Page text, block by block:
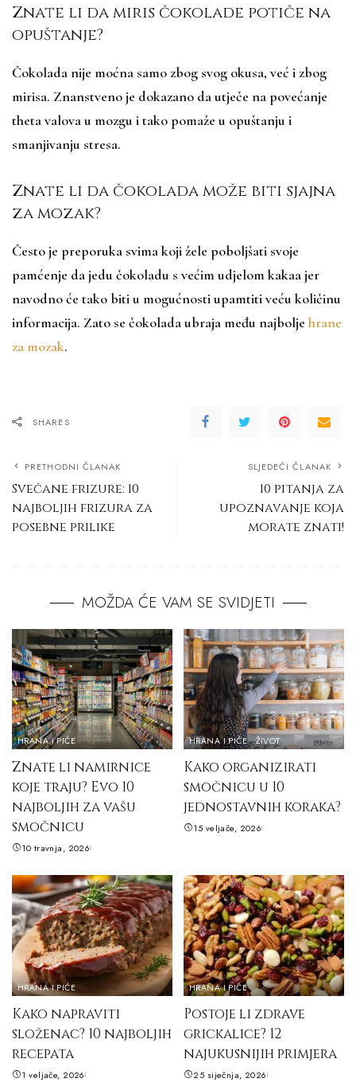
Znate li da miris čokolade potiče na
opuštanje?
Čokolada nije moćna samo zbog svog okusa, već i zbog
mirisa. Znanstveno je dokazano da utječe na povećanje
theta valova u mozgu i tako pomaže u opuštanju i
smanjivanju stresa.
Znate li da čokolada može biti sjajna
za mozak?
Često je preporuka svima koji žele poboljšati svoje
pamćenje da jedu čokoladu s većim udjelom kakaa jer
navodno će tako biti u mogućnosti upamtiti veću količinu
informacija. Zato se čokolada ubraja među najbolje hrane
za mozak.
SHARES
PRETHODNI ČLANAK
Svečane frizure: 10
najboljih frizura za
posebne prilike
SLJEDEĆI ČLANAK
10 pitanja za
upoznavanje koja
morate znati!
MOŽDA ĆE VAM SE SVIDJETI
HRANA I PIĆE
Znate li namirnice
koje traju? Evo 10
najboljih za vašu
smočnicu
10 travnja, 2026
HRANA I PIĆE ŽIVOT
Kako organizirati
smočnicu u 10
jednostavnih koraka?
15 veljače, 2026
HRANA I PIĆE
Kako napraviti
složenac? 10 najboljih
recepata
1 veljače, 2026
HRANA I PIĆE
Postoje li zdrave
grickalice? 12
najukusnijih primjera
25 siječnja, 2026